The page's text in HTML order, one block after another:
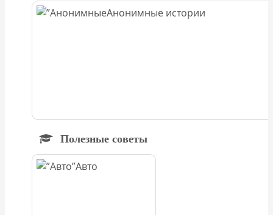
Анонимные истории
Полезные советы
Авто